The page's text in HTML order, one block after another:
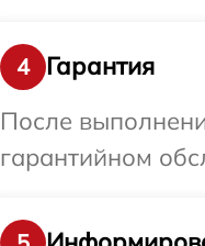
4
Гарантия
После
гарантийном